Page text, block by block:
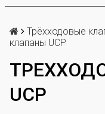
Трёхходовые
клапаны UCP
UCP